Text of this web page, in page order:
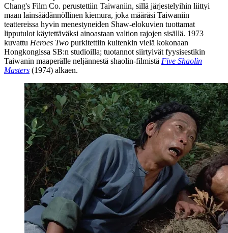
Chang's Film Co. perustettiin Taiwaniin, sillä järjestelyihin liittyi
maan lainsäädännöllinen kiemura, joka määräsi Taiwaniin
teattereissa hyvin menestyneiden Shaw-elokuvien tuottamat
lipputulot käytettäväksi ainoastaan valtion rajojen sisällä. 1973
kuvattu Heroes Two purkitettiin kuitenkin vielä kokonaan
Hongkongissa SB:n studioilla; tuotannot siirtyivät fyysisestikin
Taiwanin maaperälle neljännestä shaolin-filmistä Five Shaolin
Masters (1974) alkaen.